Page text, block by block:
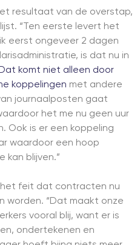
resultaat van de overstap,
“Ten eerste levert het
eerst ongeveer 2 dagen
is dat nu in
komt niet alleen door
koppelingen met andere
journaalposten gaat
het me nu geen uur
Ook is er een koppeling
waardoor een hoop
kan blijven.”
het feit dat contracten nu
worden. “Dat maakt onze
vooral blij, want er is
ondertekenen en